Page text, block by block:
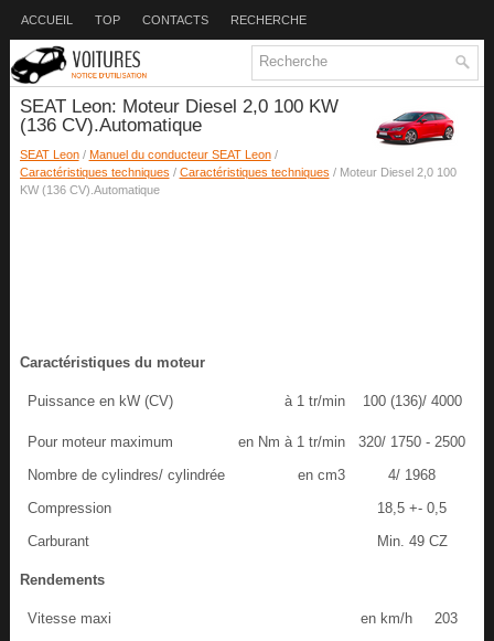
ACCUEIL TOP CONTACTS RECHERCHE
SEAT Leon: Moteur Diesel 2,0 100 KW
(136 CV).Automatique
SEAT Leon/ Manuel du conducteur SEAT Leon/
Caractéristiques techniques / Caractéristiques techniques / Moteur Diesel 2,0 100
KW (136 CV).Automatique
Caractéristiques du moteur
Puissance en kW (CV) à 1 tr/min 100 (136)/ 4000
Pour moteur maximum en Nm à 1 tr/min
320/ 1750 - 2500
Nombre de cylindres/ cylindrée
en cm3
4/ 1968
Compression
18,5 +- 0,5
Carburant
Min. 49 CZ
Rendements
Vitesse maxi en km/h
203